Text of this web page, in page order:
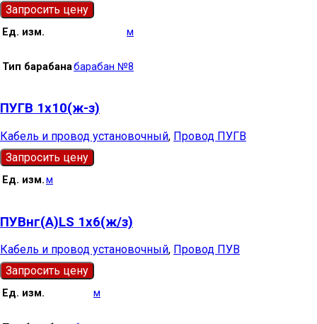
Запросить цену
Ед. изм. м
Тип барабанабарабан №8
ПУГВ 1х10(ж-з)
Кабель и провод установочный, Провод ПУГВ
Запросить цену
Ед. изм.м
ПУВнг(А)LS 1х6(ж/з)
Кабель и провод установочный, Провод ПУВ
Запросить цену
Ед. изм. м